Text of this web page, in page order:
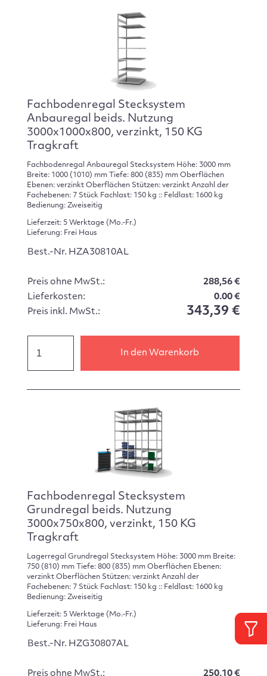
Fachbodenregal Stecksystem
Anbauregal beids. Nutzung
3000x1000x800, verzinkt, 150 KG
Tragkraft
Fachbodenregal Anbauregal Stecksystem Höhe: 3000 mm
Breite: 1000 (1010) mm Tiefe: 800 (835) mm Oberflächen
Ebenen: verzinkt Oberflächen Stützen: verzinkt Anzahl der
Fachebenen: 7 Stück Fachlast: 150 kg :: Feldlast: 1600 kg
Bedienung: Zweiseitig
Lieferzeit: 5 Werktage (Mo.-Fr.)
Lieferung: Frei Haus
Best.-Nr. HZA30810AL
Preis ohne MwSt.:
288,56 €
Lieferkosten:
0.00 €
Preis inkl. MwSt.:
343,39 €
In den Warenkorb
Fachbodenregal Stecksystem
Grundregal beids. Nutzung
3000x750x800, verzinkt, 150 KG
Tragkraft
Lagerregal Grundregal Stecksystem Höhe: 3000 mm Breite:
750 (810) mm Tiefe: 800 (835) mm Oberflächen Ebenen:
verzinkt Oberflächen Stützen: verzinkt Anzahl der
Fachebenen: 7 Stück Fachlast: 150 kg :: Feldlast: 1600 kg
Bedienung: Zweiseitig
Lieferzeit: 5 Werktage (Mo.-Fr.)
Lieferung: Frei Haus
Best.-Nr. HZG30807AL
Preis ohne MwSt.:
250,10 €